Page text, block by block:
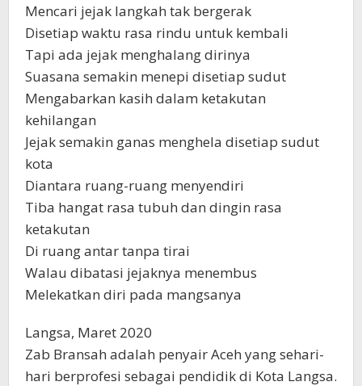
Mencari jejak langkah tak bergerak
Disetiap waktu rasa rindu untuk kembali
Tapi ada jejak menghalang dirinya
Suasana semakin menepi disetiap sudut
Mengabarkan kasih dalam ketakutan
kehilangan
Jejak semakin ganas menghela disetiap sudut
kota
Diantara ruang-ruang menyendiri
Tiba hangat rasa tubuh dan dingin rasa
ketakutan
Di ruang antar tanpa tirai
Walau dibatasi jejaknya menembus
Melekatkan diri pada mangsanya
Langsa, Maret 2020
Zab Bransah adalah penyair Aceh yang sehari-
hari berprofesi sebagai pendidik di Kota Langsa.